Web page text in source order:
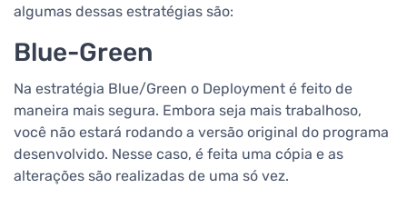
algumas dessas estratégias são:
Blue-Green
Na estratégia Blue/Green o Deployment é feito de
maneira mais segura. Embora seja mais trabalhoso,
você não estará rodando a versão original do programa
desenvolvido. Nesse caso, é feita uma cópia e as
alterações são realizadas de uma só vez.